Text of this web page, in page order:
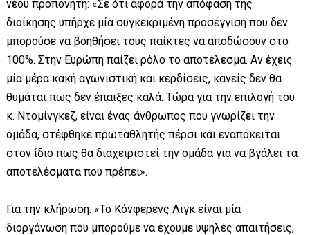
νέου προπονητή: «Σε ότι αφορά την απόφαση της
διοίκησης υπήρχε μία συγκεκριμένη προσέγγιση που δεν
μπορούσε να βοηθήσει τους παίκτες να αποδώσουν στο
100%. Στην Ευρώπη παίζει ρόλο το αποτέλεσμα. Αν έχεις
μία μέρα κακή αγωνιστική και κερδίσεις, κανείς δεν θα
θυμάται πως δεν έπαιξες καλά. Τώρα για την επιλογή του
κ. Ντομίνγκεζ, είναι ένας άνθρωπος που γνωρίζει την
ομάδα, στέφθηκε πρωταθλητής πέρσι και εναπόκειται
στον ίδιο πως θα διαχειριστεί την ομάδα για να βγάλει τα
αποτελέσματα που πρέπει».
Για την κλήρωση: «Το Κόνφερενς Λιγκ είναι μία
διοργάνωση που μπορούμε να έχουμε υψηλές απαιτήσεις,